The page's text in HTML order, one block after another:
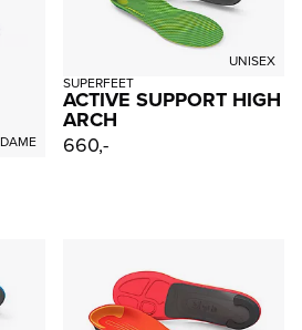
DAME
UNISEX
SUPERFEET
ACTIVE SUPPORT HIGH
ARCH
660,-